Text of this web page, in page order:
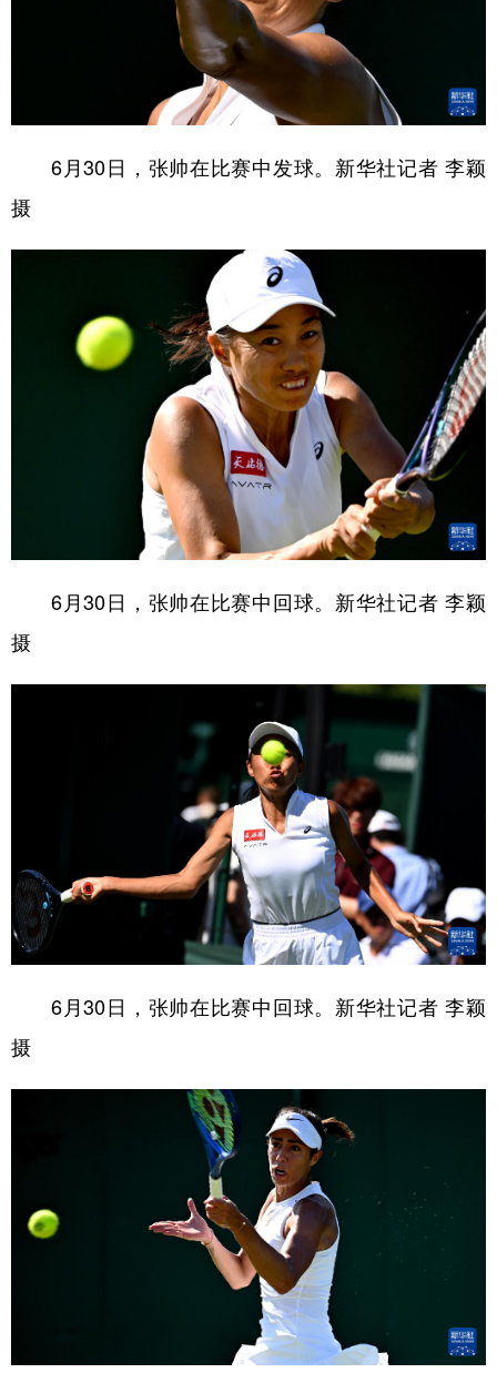
6月30日，张帅在比赛中发球。新华社记者 李颖
摄
6月30日，张帅在比赛中回球。新华社记者 李颖
摄
6月30日，张帅在比赛中回球。新华社记者 李颖
摄